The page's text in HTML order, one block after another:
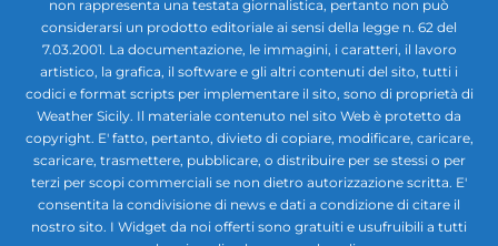
non rappresenta una testata giornalistica, pertanto non può
considerarsi un prodotto editoriale ai sensi della legge n. 62 del
7.03.2001. La documentazione, le immagini, i caratteri, il lavoro
artistico, la grafica, il software e gli altri contenuti del sito, tutti i
codici e format scripts per implementare il sito, sono di proprietà di
Weather Sicily. Il materiale contenuto nel sito Web è protetto da
copyright. E' fatto, pertanto, divieto di copiare, modificare, caricare,
scaricare, trasmettere, pubblicare, o distribuire per se stessi o per
terzi per scopi commerciali se non dietro autorizzazione scritta. E'
consentita la condivisione di news e dati a condizione di citare il
nostro sito. I Widget da noi offerti sono gratuiti e usufruibili a tutti